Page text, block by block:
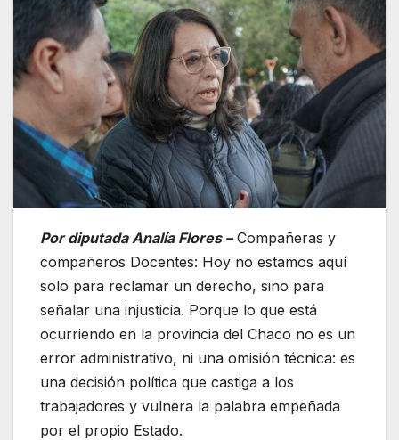
Por diputada Analía Flores –Compañeras y
compañeros Docentes: Hoy no estamos aquí
solo para reclamar un derecho, sino para
señalar una injusticia. Porque lo que está
ocurriendo en la provincia del Chaco no es un
error administrativo, ni una omisión técnica: es
una decisión política que castiga a los
trabajadores y vulnera la palabra empeñada
por el propio Estado.